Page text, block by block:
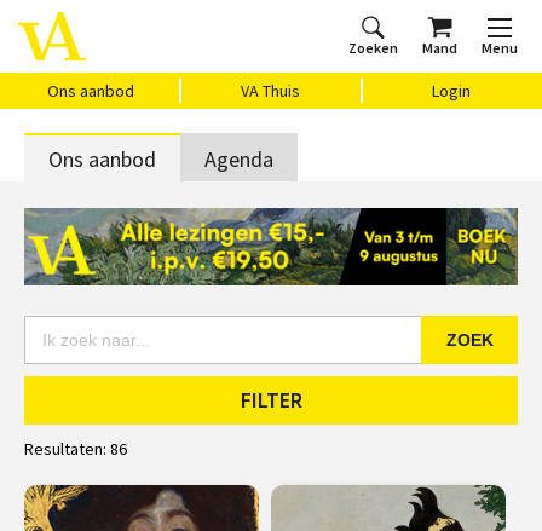
Zoeken Mand Menu
Ons aanbod VA Thuis Login
Home
Ons aanbod
Agenda
VAthuis
Over ons
Vragen?
Cadeaubon
Ons aanbod Agenda
ZOEK
FILTER
Resultaten: 86